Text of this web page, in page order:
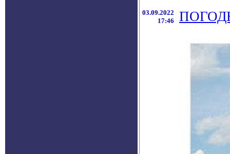
03.09.2022
17:46